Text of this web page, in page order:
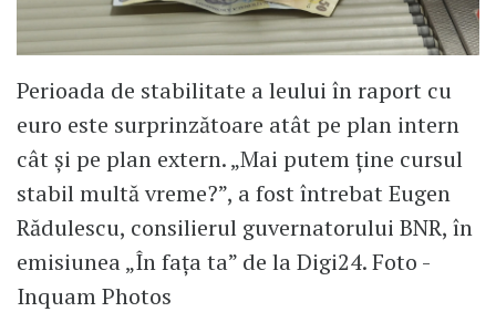
Perioada de stabilitate a leului în raport cu
euro este surprinzătoare atât pe plan intern
cât și pe plan extern. „Mai putem ține cursul
stabil multă vreme?”, a fost întrebat Eugen
Rădulescu, consilierul guvernatorului BNR, în
emisiunea „În fața ta” de la Digi24. Foto -
Inquam Photos